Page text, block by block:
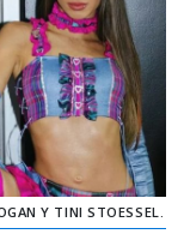
Y TINI STOESSEL.